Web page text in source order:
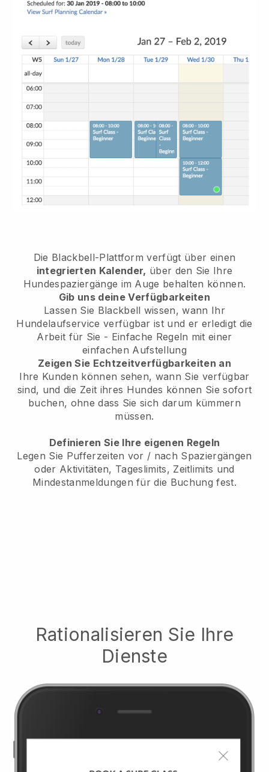
Die Blackbell-Plattform verfügt über einen
integrierten Kalender, über den Sie Ihre
Hundespaziergänge im Auge behalten können.
Gib uns deine Verfügbarkeiten
Lassen Sie Blackbell wissen, wann Ihr
Hundelaufservice verfügbar ist und er erledigt die
Arbeit für Sie - Einfache Regeln mit einer
einfachen Aufstellung
Zeigen Sie Echtzeitverfügbarkeiten an
Ihre Kunden können sehen, wann Sie verfügbar
sind, und die Zeit ihres Hundes können Sie sofort
buchen, ohne dass Sie sich darum kümmern
müssen.
Definieren Sie Ihre eigenen Regeln
Legen Sie Pufferzeiten vor / nach Spaziergängen
oder Aktivitäten, Tageslimits, Zeitlimits und
Mindestanmeldungen für die Buchung fest.
Rationalisieren Sie Ihre
Dienste